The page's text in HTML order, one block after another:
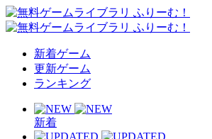
新着ゲーム
更新ゲーム
ランキング
新着